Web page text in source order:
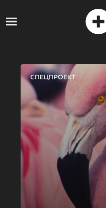
СПЕЦПРОЕКТ